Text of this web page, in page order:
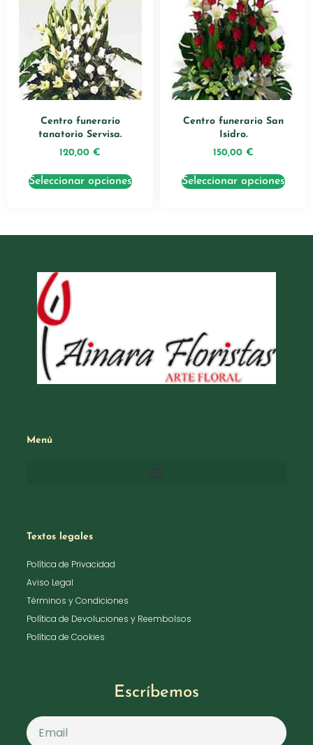
Centro funerario
tanatorio Servisa.
120,00 €
Seleccionar opciones
Centro funerario San
Isidro.
150,00 €
Seleccionar opciones
Menú
Textos legales
Política de Privacidad
Aviso Legal
Términos y Condiciones
Política de Devoluciones y Reembolsos
Política de Cookies
Escríbemos